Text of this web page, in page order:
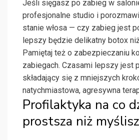
Jeśli sięgasz po zabieg w
profesjonalne studio i
stanie włosa — czy zabieg jest
lepszy będzie delikatny botox
Pamiętaj też o zabezpieczaniu
zabiegach. Czasami lepszy jest
składający się z mniejszych
natychmiastowa, agresywna
Profilaktyka na co
prostsza niż myślisz